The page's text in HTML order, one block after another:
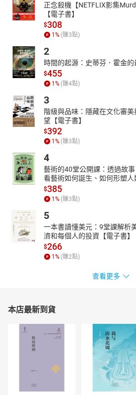
正念殺機【NETFLIX影集
【電子書】
$308
1% (賺3點)
2
時間的起源：史蒂芬．霍金的
$455
1% (賺4點)
3
階級與品味：隱藏在文化審
望【電子書】
$392
1% (賺3點)
4
藝術的40堂公開課：透過故
看藝術如何誕生、如何形塑人
$385
1% (賺3點)
5
一本書讀懂美元：9堂課解析
濟和每個人的投資【電子書】
$266
1% (賺2點)
查看更多
本店最新到貨